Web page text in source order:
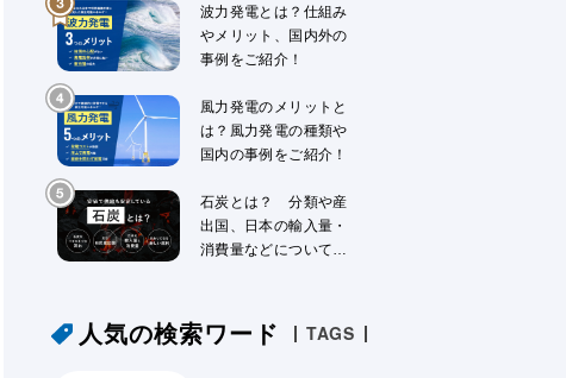
波力発電とは？仕組み
やメリット、国内外の
事例をご紹介！
風力発電のメリットと
は？風力発電の種類や
国内の事例をご紹介！
石炭とは？ 分類や産
出国、日本の輸入量・
消費量などについて解
人気の検索ワード TAGS